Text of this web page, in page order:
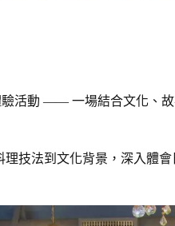
活動 —— 一場結合文化、故
理技法到文化背景，深入體